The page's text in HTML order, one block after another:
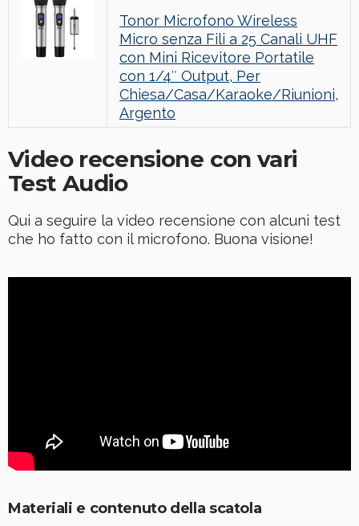
Tonor Microfono Wireless
Micro senza Fili a 25 Canali UHF
con Mini Ricevitore Portatile
con 1/4″ Output, Per
Chiesa/Casa/Karaoke/Riunioni,
Argento
Video recensione con vari
Test Audio
Qui a seguire la video recensione con alcuni test
che ho fatto con il microfono. Buona visione!
Materiali e contenuto della scatola